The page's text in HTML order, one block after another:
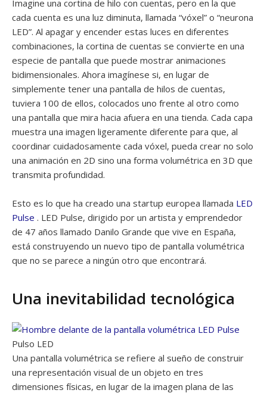
Imagine una cortina de hilo con cuentas, pero en la que
cada cuenta es una luz diminuta, llamada “vóxel” o “neurona
LED”. Al apagar y encender estas luces en diferentes
combinaciones, la cortina de cuentas se convierte en una
especie de pantalla que puede mostrar animaciones
bidimensionales. Ahora imagínese si, en lugar de
simplemente tener una pantalla de hilos de cuentas,
tuviera 100 de ellos, colocados uno frente al otro como
una pantalla que mira hacia afuera en una tienda. Cada capa
muestra una imagen ligeramente diferente para que, al
coordinar cuidadosamente cada vóxel, pueda crear no solo
una animación en 2D sino una forma volumétrica en 3D que
transmita profundidad.
Esto es lo que ha creado una startup europea llamada LED
Pulse . LED Pulse, dirigido por un artista y emprendedor
de 47 años llamado Danilo Grande que vive en España,
está construyendo un nuevo tipo de pantalla volumétrica
que no se parece a ningún otro que encontrará.
Una inevitabilidad tecnológica
Pulso LED
Una pantalla volumétrica se refiere al sueño de construir
una representación visual de un objeto en tres
dimensiones físicas, en lugar de la imagen plana de las